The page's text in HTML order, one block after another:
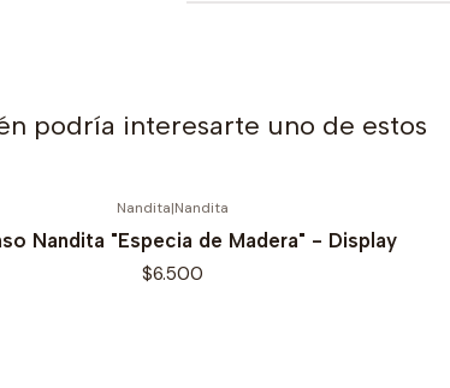
podría interesarte uno de estos
Nandita|Nandita
Nandita "Especia de Madera" - Display
$6.500